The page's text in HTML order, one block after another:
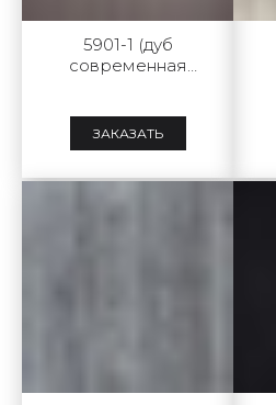
5901-1 (дуб
современная
ЗАКАЗАТЬ